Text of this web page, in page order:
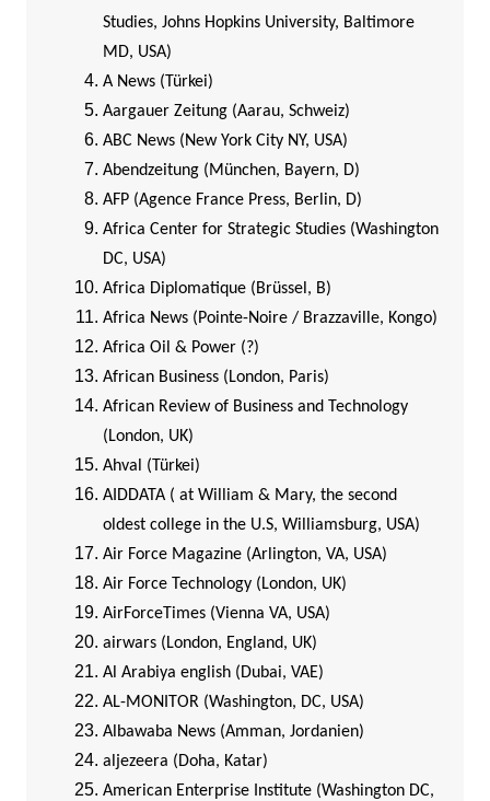
Studies, Johns Hopkins University, Baltimore
MD, USA)
A News (Türkei)
Aargauer Zeitung (Aarau, Schweiz)
ABC News (New York City NY, USA)
Abendzeitung (München, Bayern, D)
AFP (Agence France Press, Berlin, D)
Africa Center for Strategic Studies (Washington
DC, USA)
Africa Diplomatique (Brüssel, B)
Africa News (Pointe-Noire / Brazzaville, Kongo)
Africa Oil & Power (?)
African Business (London, Paris)
African Review of Business and Technology
(London, UK)
Ahval (Türkei)
AIDDATA ( at William & Mary, the second
oldest college in the U.S, Williamsburg, USA)
Air Force Magazine (Arlington, VA, USA)
Air Force Technology (London, UK)
AirForceTimes (Vienna VA, USA)
airwars (London, England, UK)
Al Arabiya english (Dubai, VAE)
AL-MONITOR (Washington, DC, USA)
Albawaba News (Amman, Jordanien)
aljezeera (Doha, Katar)
American Enterprise Institute (Washington DC,